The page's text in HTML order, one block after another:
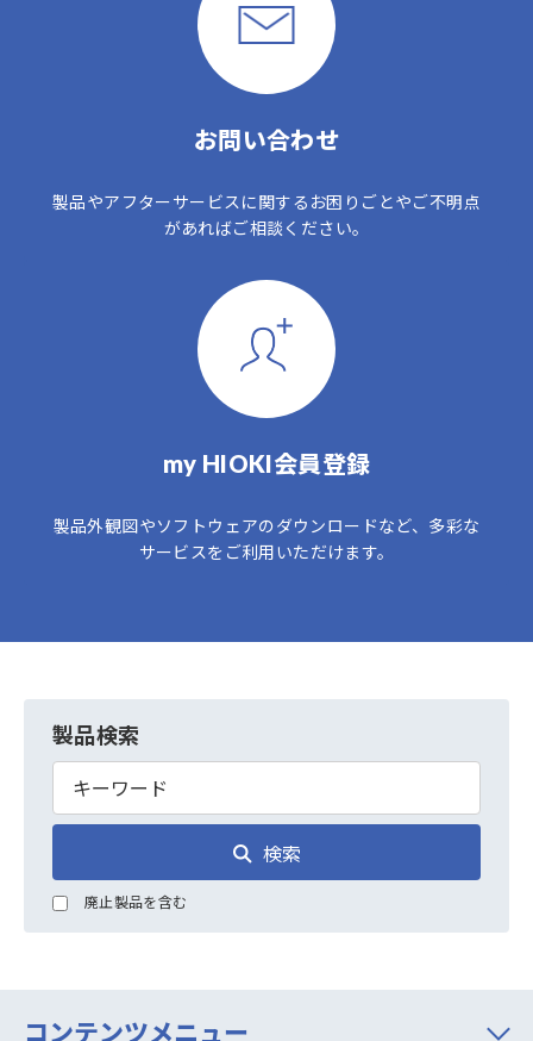
お問い合わせ
製品やアフターサービスに関するお困りごとやご不明点
があればご相談ください。
my HIOKI会員登録
製品外観図やソフトウェアのダウンロードなど、多彩な
サービスをご利用いただけます。
製品検索
検索
廃止製品を含む
コンテンツメニュー